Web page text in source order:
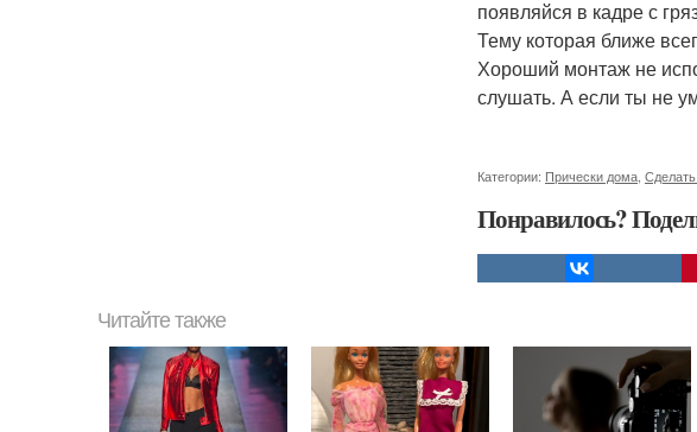
появляйся в кадре с
Тему которая ближе
Хороший монтаж не
слушать. А если ты не
Категории: Прически дома
Понравилось?
Читайте также